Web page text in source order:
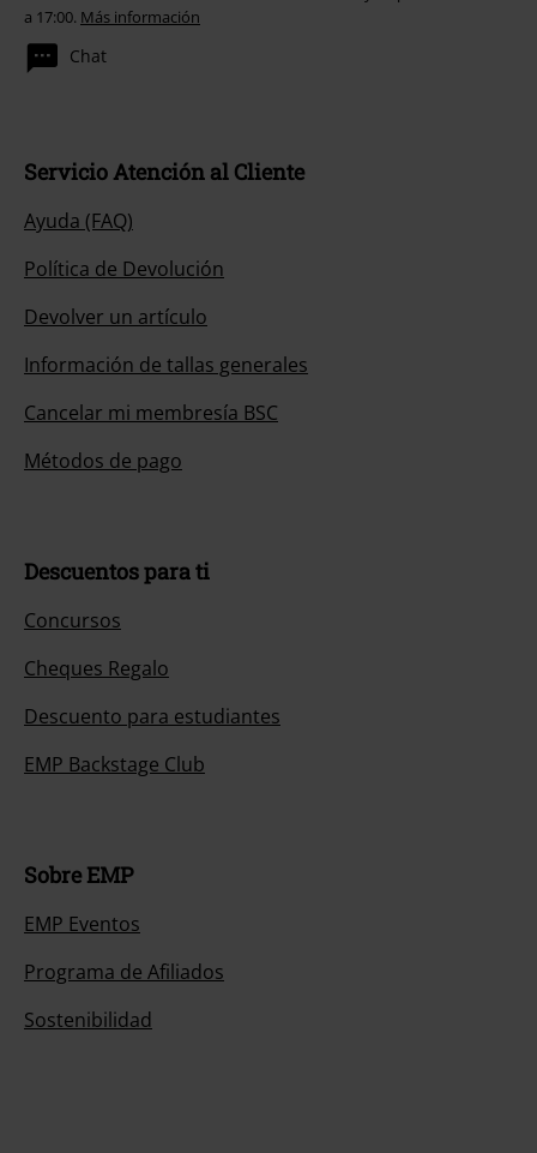
a 17:00. Más información
Chat
Servicio Atención al Cliente
Ayuda (FAQ)
Política de Devolución
Devolver un artículo
Información de tallas generales
Cancelar mi membresía BSC
Métodos de pago
Descuentos para ti
Concursos
Cheques Regalo
Descuento para estudiantes
EMP Backstage Club
Sobre EMP
EMP Eventos
Programa de Afiliados
Sostenibilidad